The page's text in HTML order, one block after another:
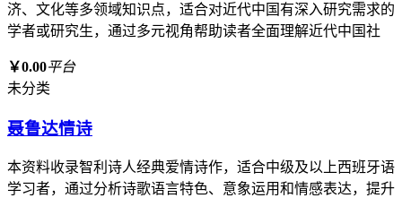
济、文化等多领域知识点，适合对近代中国有深入研究需求的
学者或研究生，通过多元视角帮助读者全面理解近代中国社
￥0.00平台
未分类
聂鲁达情诗
本资料收录智利诗人经典爱情诗作，适合中级及以上西班牙语
学习者，通过分析诗歌语言特色、意象运用和情感表达，提升